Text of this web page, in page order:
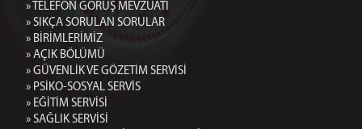
» TELEFON GÖRÜŞ MEVZUATI
» SIKÇA SORULAN SORULAR
» BİRİMLERİMİZ
» AÇIK BÖLÜMÜ
» GÜVENLİK VE GÖZETİM SERVİSİ
» PSİKO-SOSYAL SERVİS
» EĞİTİM SERVİSİ
» SAĞLIK SERVİSİ